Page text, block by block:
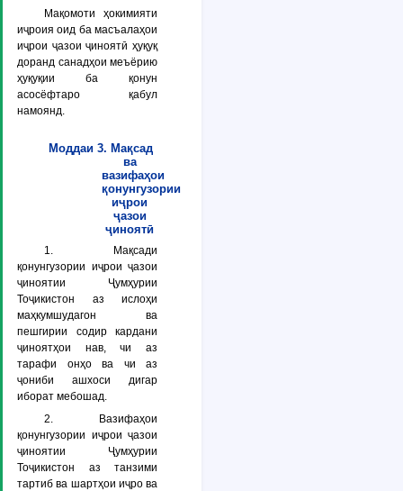
Мақомоти ҳокимияти
иҷроия оид ба масъалаҳои
иҷрои ҷазои ҷиноятӣ ҳуқуқ
доранд санадҳои меъёрию
ҳуқуқии ба қонун
асосёфтаро қабул
намоянд.
Моддаи 3. Мақсад
ва
вазифаҳои
қонунгузории
иҷрои
ҷазои
ҷиноятӣ
1. Мақсади
қонунгузории иҷрои ҷазои
ҷиноятии Ҷумҳурии
Тоҷикистон аз ислоҳи
маҳкумшудагон ва
пешгирии содир кардани
ҷиноятҳои нав, чи аз
тарафи онҳо ва чи аз
ҷониби ашхоси дигар
иборат мебошад.
2. Вазифаҳои
қонунгузории иҷрои ҷазои
ҷиноятии Ҷумҳурии
Тоҷикистон аз танзими
тартиб ва шартҳои иҷро ва